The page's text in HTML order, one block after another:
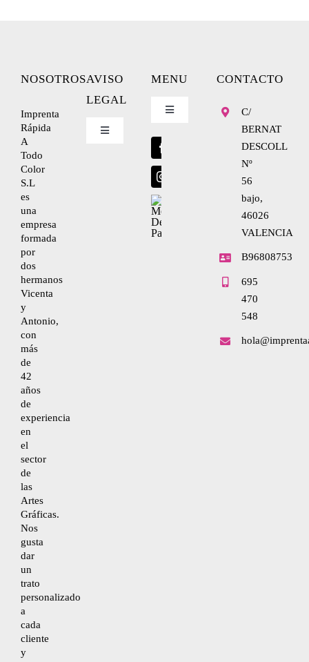
NOSOTROS
Imprenta
Rápida
A
Todo
Color
S.L
es
una
empresa
formada
por
dos
hermanos
Vicenta
y
Antonio,
con
más
de
42
años
de
experiencia
en
el
sector
de
las
Artes
Gráficas.
Nos
gusta
dar
un
trato
personalizado
a
cada
cliente
y
AVISO
LEGAL
Toggle
Condiciones de uso
MENU
Toggle
CONTACTO
C/
BERNAT
DESCOLL
Nº
56
bajo,
46026
VALENCIA
B96808753
695
470
548